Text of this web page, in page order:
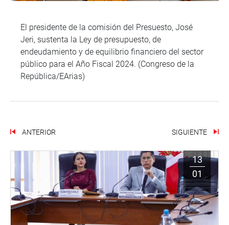
El presidente de la comisión del Presuesto, José
Jeri, sustenta la Ley de presupuesto, de
endeudamiento y de equilibrio financiero del sector
público para el Año Fiscal 2024. (Congreso de la
República/EArias)
ANTERIOR SIGUIENTE
13
01